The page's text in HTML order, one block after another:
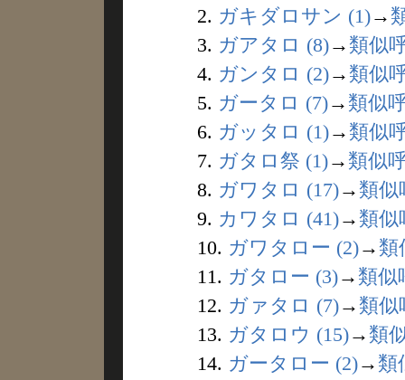
2. ガキダロサン (1)→
3. ガアタロ (8)→ 類似
4. ガンタロ (2)→ 類似
5. ガータロ (7)→ 類似
6. ガッタロ (1)→ 類似
7. ガタロ祭 (1)→ 類似
8. ガワタロ (17)→ 類似
9. カワタロ (41)→ 類似
10. ガワタロー (2)→ 類
11. ガタロー (3)→ 類似
12. ガァタロ (7)→ 類似
13. ガタロウ (15)→ 類
14. ガータロー (2)→ 類